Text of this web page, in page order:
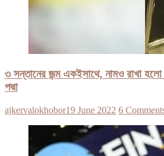
৩ সন্তানের জন্ম একইসাথে, নামও রাখা
পদ্মা
ajkervalokhobor19 June 2022 6